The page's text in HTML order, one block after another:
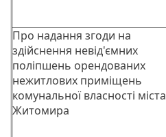
Про надання згоди на
здійснення невід'ємних
поліпшень орендованих
нежитлових приміщень
комунальної власності міста
Житомира